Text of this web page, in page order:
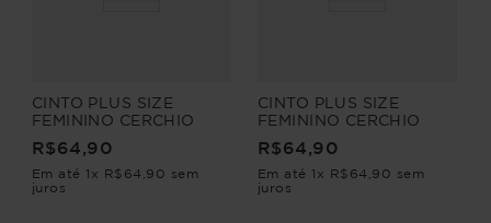
CINTO PLUS SIZE
FEMININO CERCHIO
R$64,90
Em até 1 x R$ 64 90 sem
juros
CINTO PLUS SIZE
FEMININO CERCHIO
R$64,90
Em até 1 x R$ 64 90 sem
juros